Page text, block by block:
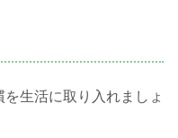
生活に取り入れましょ